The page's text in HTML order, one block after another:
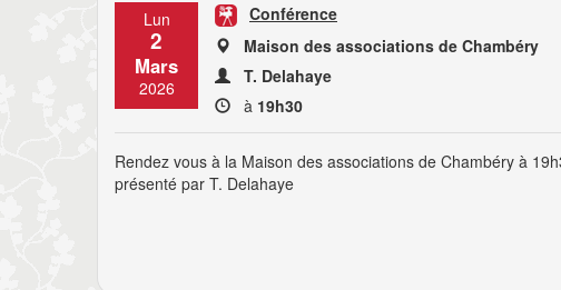
Lun
2
Mars
2026
Conférence
Maison des associations de Chambéry
T. Delahaye
à 19h30
Rendez vous à la Maison des associations de Chambéry à
présenté par T. Delahaye